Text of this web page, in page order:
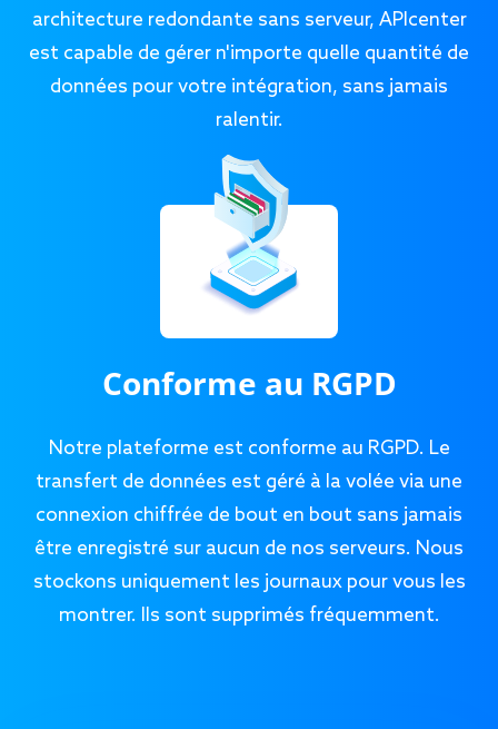
architecture redondante sans serveur, APIcenter
est capable de gérer n'importe quelle quantité de
données pour votre intégration, sans jamais
ralentir.
Conforme au RGPD
Notre plateforme est conforme au RGPD. Le
transfert de données est géré à la volée via une
connexion chiffrée de bout en bout sans jamais
être enregistré sur aucun de nos serveurs. Nous
stockons uniquement les journaux pour vous les
montrer. Ils sont supprimés fréquemment.